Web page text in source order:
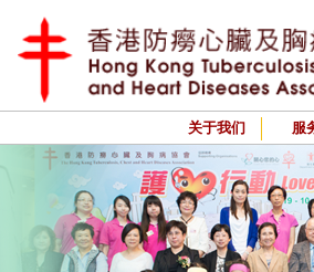
关于我们 服